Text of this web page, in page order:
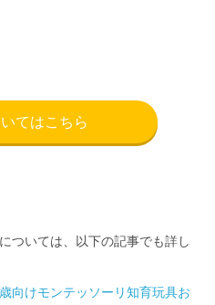
てはこちら
ついては、以下の記事でも詳し
向けモンテッソーリ知育玩具お